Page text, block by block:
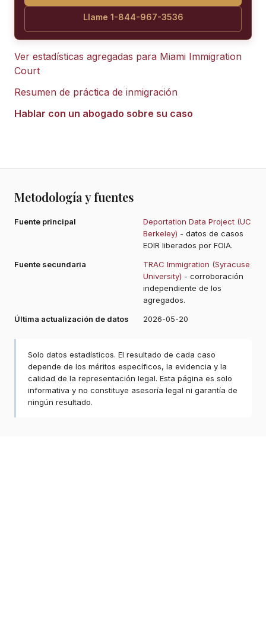
Llame 1-844-967-3536
Ver estadísticas agregadas para Miami Immigration
Court
Resumen de práctica de inmigración
Hablar con un abogado sobre su caso
Metodología y fuentes
Fuente principal
Deportation Data Project (UC
Berkeley) - datos de casos
EOIR liberados por FOIA.
Fuente secundaria
TRAC Immigration (Syracuse
University) - corroboración
independiente de los
agregados.
Última actualización de datos
2026-05-20
Solo datos estadísticos. El resultado de cada caso
depende de los méritos específicos, la evidencia y la
calidad de la representación legal. Esta página es solo
informativa y no constituye asesoría legal ni garantía de
ningún resultado.